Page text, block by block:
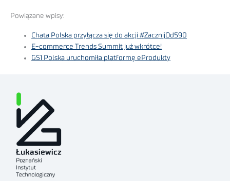
Powiązane wpisy:
Chata Polska przyłącza się do akcji #ZacznijOd590
E-commerce Trends Summit już wkrótce!
GS1 Polska uruchomiła platformę eProdukty